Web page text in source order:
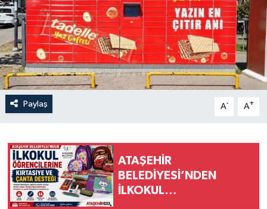
Paylaş A- A+
ATAŞEHİR
BELEDİYESİ’NDEN
İLKOKUL